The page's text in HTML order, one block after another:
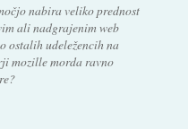
nabira veliko prednost
ali nadgrajenim web
ostalih udeležencih na
mozille morda ravno